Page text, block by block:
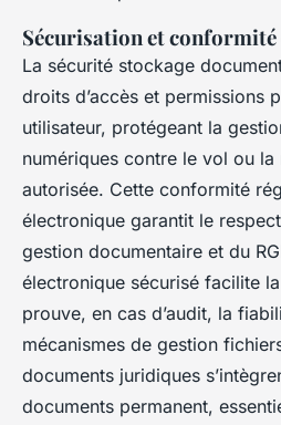
Sécurisation et conformité
La sécurité stockage
droits d’accès et permissions
utilisateur, protégeant la
numériques contre le vol ou
autorisée. Cette conformité
électronique garantit le
gestion documentaire et du
électronique sécurisé facilite
prouve, en cas d’audit, la
mécanismes de gestion
documents juridiques
documents permanent,